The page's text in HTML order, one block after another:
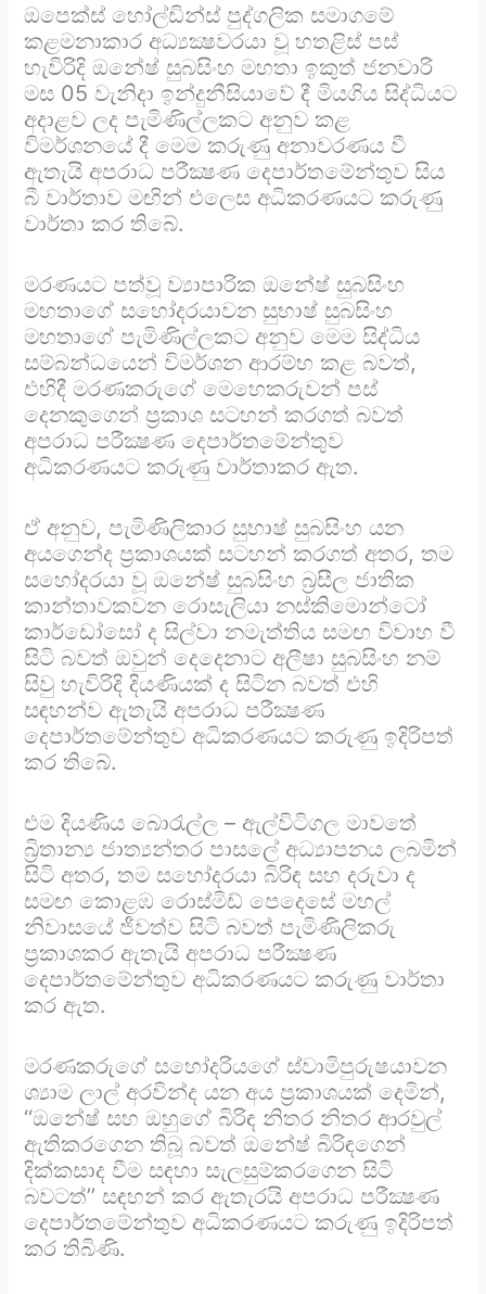
ඔපෙක්ස් හෝල්ඩින්ස් පුද්ගලික සමාගමේ
කළමනාකාර අධ්‍යක්‍ෂවරයා වූ හතළිස් පස්
හැවිරිදි ඔනේෂ් සුබසිංහ මහතා ඉකුත් ජනවාරි
මස 05 වැනිදා ඉන්දුනීසියාවේ දී මියගිය සිද්ධියට
අදාළව ලද පැමිණිල්ලකට අනුව කළ
විමර්ශනයේ දී මෙම කරුණු අනාවරණය වී
ඇතැයි අපරාධ පරීක්‍ෂණ දෙපාර්තමේන්තුව සිය
බී වාර්තාව මඟින් එලෙස අධිකරණයට කරුණු
වාර්තා කර තිබේ.
මරණයට පත්වූ ව්‍යාපාරික ඔනේෂ් සුබසිංහ
මහතාගේ සහෝදරයාවන සුභාෂ් සුබසිංහ
මහතාගේ පැමිණිල්ලකට අනුව මෙම සිද්ධිය
සම්බන්ධයෙන් විමර්ශන ආරම්භ කළ බවත්,
එහිදී මරණකරුගේ මෙහෙකරුවන් පස්
දෙනකුගෙන් ප්‍රකාශ සටහන් කරගත් බවත්
අපරාධ පරීක්‍ෂණ දෙපාර්තමේන්තුව
අධිකරණයට කරුණු වාර්තාකර ඇත.
ඒ අනුව, පැමිණිලිකාර සුභාෂ් සුබසිංහ යන
අයගෙන්ද ප්‍රකාශයක් සටහන් කරගත් අතර, තම
සහෝදරයා වූ ඔනේෂ් සුබසිංහ බ්‍රසීල ජාතික
කාන්තාවකවන රොසැලියා නස්කිමොන්ටෝ
කාර්ඩෝසෝ ද සිල්වා නමැත්තිය සමඟ විවාහ වී
සිටි බවත් ඔවුන් දෙදෙනාට අලීෂා සුබසිංහ නම්
සිවු හැවිරිදි දියණියක් ද සිටින බවත් එහි
සඳහන්ව ඇතැයි අපරාධ පරීක්‍ෂණ
දෙපාර්තමේන්තුව අධිකරණයට කරුණු ඉදිරිපත්
කර තිබේ.
එම දියණිය බොරැල්ල – ඇල්විටිගල මාවතේ
බ්‍රිතාන්‍ය ජාත්‍යන්තර පාසලේ අධ්‍යාපනය ලබමින්
සිටි අතර, තම සහෝදරයා බිරිඳ සහ දරුවා ද
සමඟ කොළඹ රොස්මිඩ් පෙදෙසේ මහල්
නිවාසයේ ජීවත්ව සිටි බවත් පැමිණිලිකරු
ප්‍රකාශකර ඇතැයි අපරාධ පරීක්‍ෂණ
දෙපාර්තමේන්තුව අධිකරණයට කරුණු වාර්තා
කර ඇත.
මරණකරුගේ සහෝදරියගේ ස්වාමිපුරුෂයාවන
ශ්‍යාම ලාල් අරවින්ද යන අය ප්‍රකාශයක් දෙමින්,
‘‘ඔනේෂ් සහ ඔහුගේ බිරිඳ නිතර නිතර ආරවුල්
ඇතිකරගෙන තිබූ බවත් ඔනේෂ් බිරිඳගෙන්
දික්කසාද වීම සඳහා සැලසුම්කරගෙන සිටි
බවටත්’’ සඳහන් කර ඇතැරයි අපරාධ පරීක්‍ෂණ
දෙපාර්තමේන්තුව අධිකරණයට කරුණු ඉදිරිපත්
කර තිබිණි.